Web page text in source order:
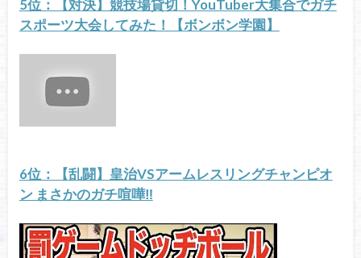
5位：【対決】競技場貸切！YouTuber大集合でガチ
スポーツ大会してみた！【ボンボン学園】
6位：【乱闘】皇治VSアームレスリングチャンピオ
ン まさかのガチ喧嘩‼︎